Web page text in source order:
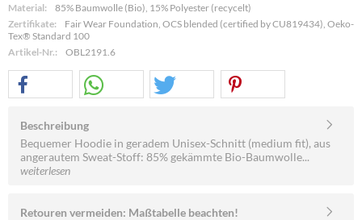
Material:
85% Baumwolle (Bio), 15% Polyester (recycelt)
Zertifikate:
Fair Wear Foundation, OCS blended (certified by CU819434), Oeko-
Tex® Standard 100
Artikel-Nr.:
OBL2191.6
Beschreibung
Bequemer Hoodie in geradem Unisex-Schnitt (medium fit), aus
angerautem Sweat-Stoff: 85% gekämmte Bio-Baumwolle...
weiterlesen
Retouren vermeiden: Maßtabelle beachten!